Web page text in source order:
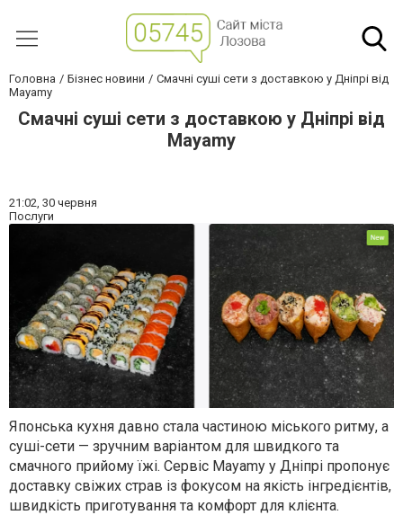
Головна Бізнес новини
Смачні суші сети з доставкою у Дніпрі від
Mayamy
Смачні суші сети з доставкою у Дніпрі від
Mayamy
21:02, 30 червня
Послуги
Японська кухня давно стала частиною міського ритму, а
суші-сети — зручним варіантом для швидкого та
смачного прийому їжі. Сервіс Mayamy у Дніпрі пропонує
доставку свіжих страв із фокусом на якість інгредієнтів,
швидкість приготування та комфорт для клієнта.